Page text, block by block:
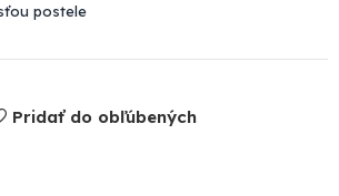
postele
Pridať do obľúbených